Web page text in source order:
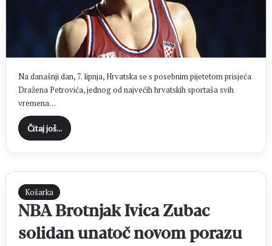
Na današnji dan, 7. lipnja, Hrvatska se s posebnim pijetetom prisjeća
Dražena Petrovića, jednog od najvećih hrvatskih sportaša svih
vremena…
Čitaj još...
Košarka
NBA Brotnjak Ivica Zubac
solidan unatoč novom porazu